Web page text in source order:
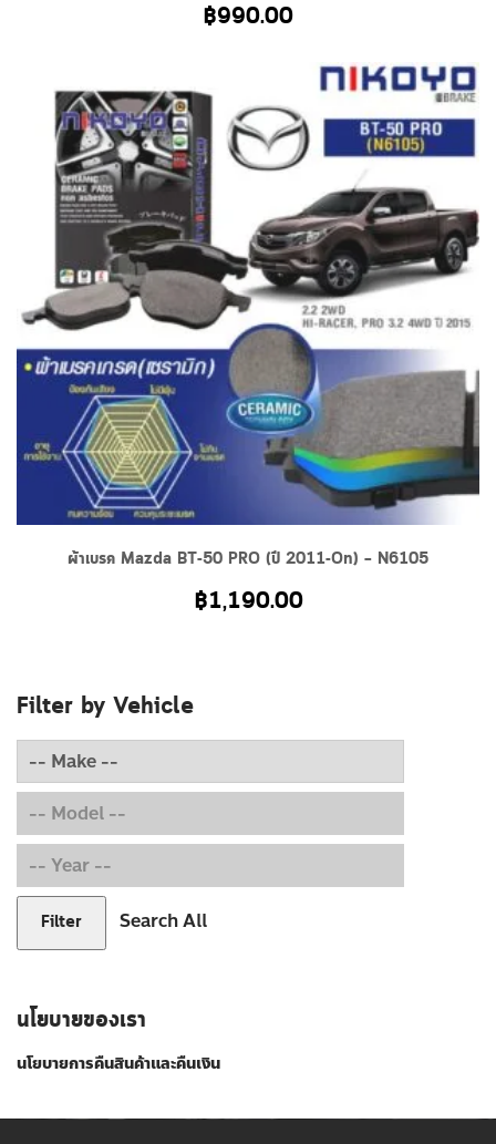
฿990.00
ผ้าเบรค Mazda BT-50 PRO (ปี 2011-On) – N6105
฿1,190.00
Filter by Vehicle
Filter Search All
นโยบายของเรา
นโยบายการคืนสินค้าและคืนเงิน